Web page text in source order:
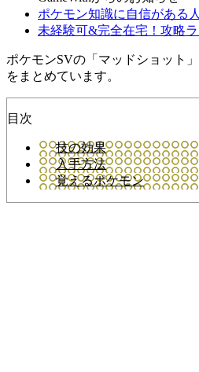
ポケモン知識に自信がある
未経験可&完全在宅！攻略ラ
ポケモンSVの「マッドショット
をまとめています。
目次
技の効果
入手方法
覚えるポケモン